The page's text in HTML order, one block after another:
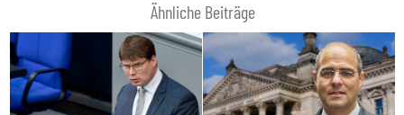
Ähnliche Beiträge